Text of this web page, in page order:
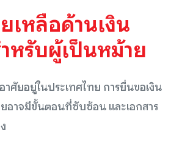
เหลือด้านเงิน
หรับผู้เป็นหม้าย
าศัยอยู่ในประเทศไทย การยื่นขอเงิน
อาจมีขั้นตอนที่ซับซ้อน และเอกสาร